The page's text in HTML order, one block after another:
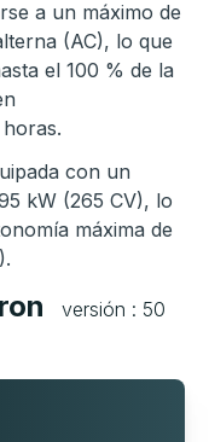
a un máximo de
(AC), lo que
el 100 % de la
con un
kW (265 CV), lo
máxima de
versión : 50